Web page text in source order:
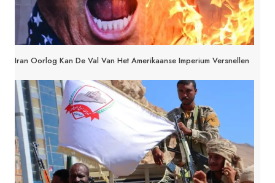
Iran Oorlog Kan De Val Van Het Amerikaanse Imperium Versnellen